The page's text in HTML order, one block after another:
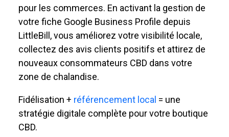
pour les commerces. En activant la gestion de
votre fiche Google Business Profile depuis
LittleBill, vous améliorez votre visibilité locale,
collectez des avis clients positifs et attirez de
nouveaux consommateurs CBD dans votre
zone de chalandise.
Fidélisation + référencement local = une
stratégie digitale complète pour votre boutique
CBD.